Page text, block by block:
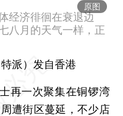
原图
经济徘徊在衰退边
八月的天气一样，正
派）发自香港
一次聚集在铜锣湾
遭街区蔓延，不少店